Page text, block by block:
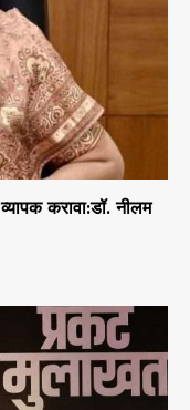
करावा:डॉ. नीलम